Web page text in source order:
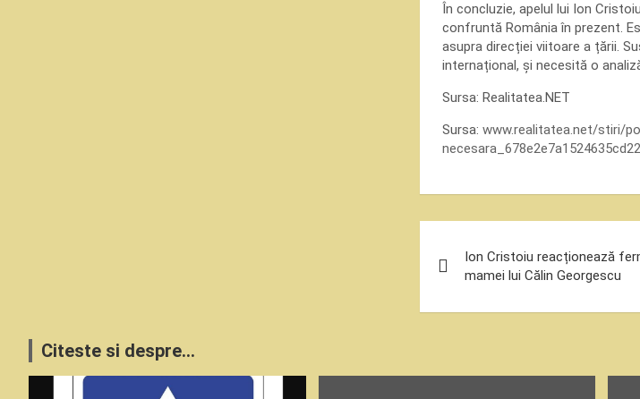
În concluzie, apelul lui Ion
confruntă România în prezent.
asupra direcției viitoare a țării.
internațional, și necesită o
Sursa: Realitatea.NET
Sursa: www.realitatea.net/stiri/
în
articole
Ion Cristoiu reacționează
mamei lui Călin Georgescu
Citeste si despre...